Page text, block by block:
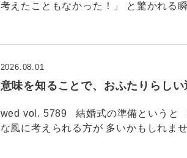
考えたこともなかった！」 と驚かれる
意味を知ることで、おふたりらしい
2026.08.01
wed vol. 5789 結婚式の準備というと
な風に考えられる方が 多いかもしれま